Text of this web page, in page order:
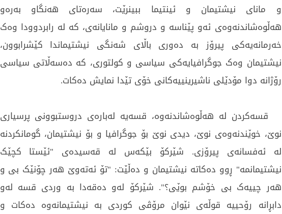
و مانای نیشتیمان و ئینتیما ببینرێت، سەرەتای هەنگاو بەرەو
هەڵوەشاندنەوەی ئەو پێناسە و دروشم و مانایانەی، کە لە رابردوودا وەک
خەرمانەیەکی پیرۆز بە دەوری باڵای شەنگی نیشتیماندا کێشرابوون،
نیشتیمان وەک جوگرافیایەکی سیاسی و کولتوری، کە دەسەڵاتی سیاسی
رۆژانە دوا مۆدێلی ناشیرینییەکانی خۆی تێدا نمایش دەکات.
قسەکردن لە هەڵوەشاندنەوە، قسەیە لەبارەی دروستبوونی پرسیاری
نوێ، خوێندنەوەی نوێ، دیدی نوێ بۆ جوگرافیا و بۆ نیشتیمان، گومانکردنە
لە ئەفسانەی پیرۆزی. شێرکۆ بێکەس لە قەسیدەی "ئێستا کچێک
نیشتیمانمە" ڕوو دەکاتە نیشتیمان و دەڵێت: "تۆ ئەتەوێ هەر چۆنێک بی و
هەر چییەک بی خۆشم بوێی؟". شێرکۆ لەو دەقەدا بە وردی قسە لەو
دابڕانە رۆحییە قوڵەی نێوان مرۆڤی کوردی بە نیشتیمانەوە دەکات و